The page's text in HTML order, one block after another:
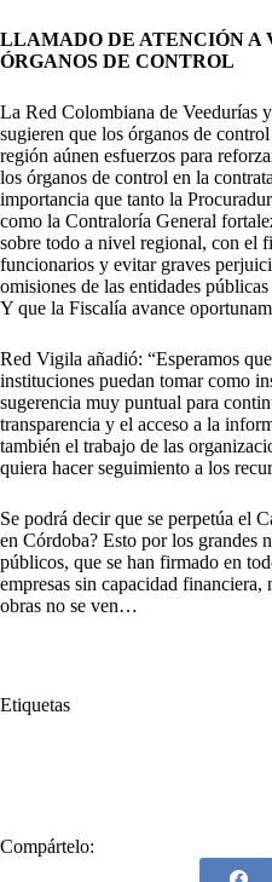
LLAMADO DE ATENCIÓN A
ÓRGANOS DE CONTROL
La Red Colombiana de Veedurías
sugieren que los órganos de
región aúnen esfuerzos para
los órganos de control en la
importancia que tanto la
como la Contraloría General
sobre todo a nivel regional, con el
funcionarios y evitar graves
omisiones de las entidades
Y que la Fiscalía avance
Red Vigila añadió: “Esperamos
instituciones puedan tomar como
sugerencia muy puntual para
transparencia y el acceso a la
también el trabajo de las
quiera hacer seguimiento a los
Se podrá decir que se perpetúa el
en Córdoba? Esto por los grandes
públicos, que se han firmado en
empresas sin capacidad
obras no se ven…
Etiquetas
Compártelo: